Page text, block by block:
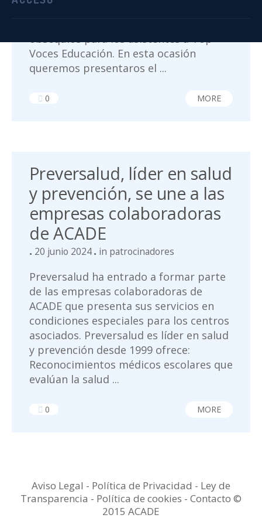
obsequios para los asistentes a Top
Voces Educación. En esta ocasión
queremos presentaros el ...
0 MORE
Preversalud, líder en salud
y prevención, se une a las
empresas colaboradoras
de ACADE
20 junio 2024 in patrocinadores
Preversalud ha entrado a formar parte
de las empresas colaboradoras de
ACADE que presenta sus servicios en
condiciones especiales para los centros
asociados. Preversalud es líder en salud
y prevención desde 1999 ofrece:
Reconocimientos médicos escolares que
evalúan la salud ...
0 MORE
Aviso Legal - Política de Privacidad - Ley de
Transparencia - Política de cookies - Contacto ©
2015 ACADE